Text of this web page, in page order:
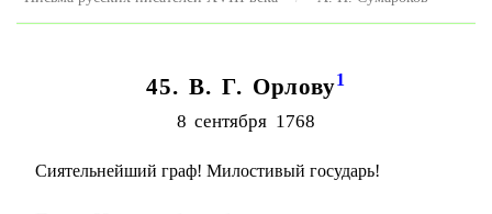
45. В. Г. Орлову1
8 сентября 1768
Сиятельнейший граф! Милостивый государь!